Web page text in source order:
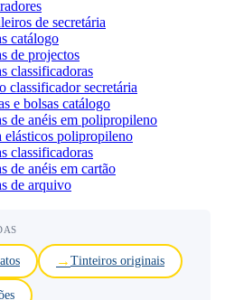
de secretária
catálogo
de projectos
classificadoras
classificador secretária
e bolsas catálogo
de anéis em polipropileno
elásticos polipropileno
classificadoras
de anéis em cartão
de arquivo
Tinteiros originais